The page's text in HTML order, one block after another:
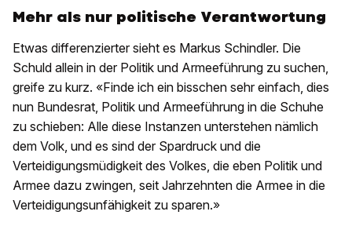
Mehr als nur politische Verantwortung
Etwas differenzierter sieht es Markus Schindler. Die
Schuld allein in der Politik und Armeeführung zu suchen,
greife zu kurz. «Finde ich ein bisschen sehr einfach, dies
nun Bundesrat, Politik und Armeeführung in die Schuhe
zu schieben: Alle diese Instanzen unterstehen nämlich
dem Volk, und es sind der Spardruck und die
Verteidigungsmüdigkeit des Volkes, die eben Politik und
Armee dazu zwingen, seit Jahrzehnten die Armee in die
Verteidigungsunfähigkeit zu sparen.»